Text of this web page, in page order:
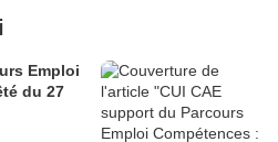
Emploi
du 27